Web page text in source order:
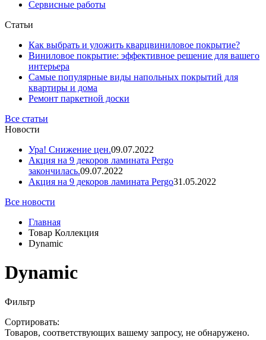
Сервисные работы
Статьи
Как выбрать и уложить кварцвиниловое покрытие?
Виниловое покрытие: эффективное решение для вашего
интерьера
Самые популярные виды напольных покрытий для
квартиры и дома
Ремонт паркетной доски
Все статьи
Новости
Ура! Снижение цен.09.07.2022
Акция на 9 декоров ламината Pergo
закончилась.09.07.2022
Акция на 9 декоров ламината Pergo31.05.2022
Все новости
Главная
Товар Коллекция
Dynamic
Dynamic
Фильтр
Сортировать:
Товаров, соответствующих вашему запросу, не обнаружено.